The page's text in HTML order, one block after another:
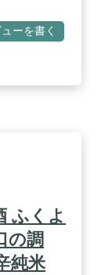
ーを書く
ふくよ
の調
純米